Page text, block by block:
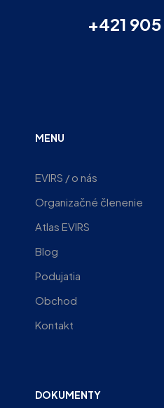
+421
MENU
EVIRS / o nás
Organizačné členenie
Atlas EVIRS
Blog
Podujatia
Obchod
Kontakt
DOKUMENTY